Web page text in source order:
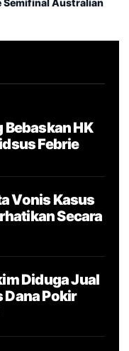
Bebaskan HK
Febrie
Vonis Kasus
Secara
Diduga Jual
Dana Pokir